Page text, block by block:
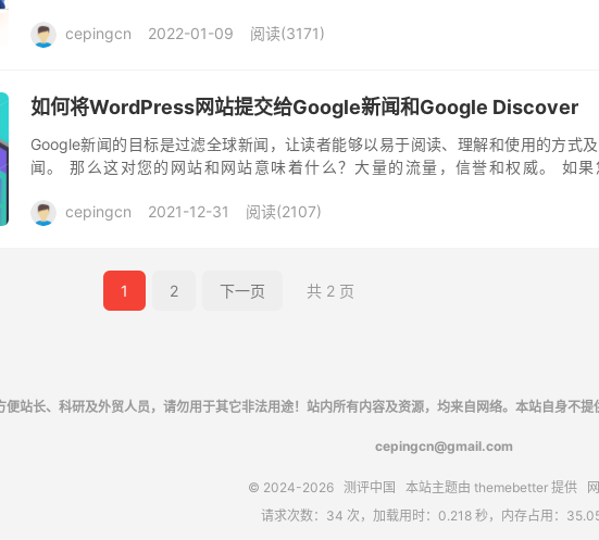
cepingcn
2022-01-09 阅读(3171)
如何将WordPress网站提交给Google新闻和Google Discover
Google新闻的目标是过滤全球新闻，让读者能够以易于阅读、理解和使用的方式
闻。 那么这对您的网站和网站意味着什么？大量的流量，信誉和权威。 如果
cepingcn
2021-12-31 阅读(2107)
1 2 下一页 共 2 页
便站长、科研及外贸人员，请勿用于其它非法用途！站内所有内容及资源，均来自网络。本站自身不
cepingcn@gmail.com
© 2024-2026 测评中国 本站主题由 themebetter 提供
请求次数：34 次，加载用时：0.218 秒，内存占用：